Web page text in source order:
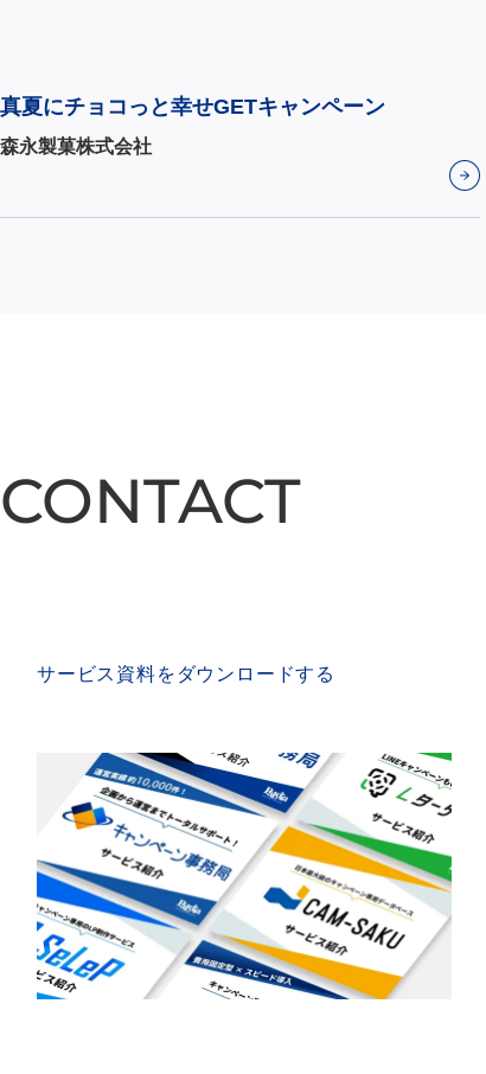
真夏にチョコっと幸せGETキャンペーン
森永製菓株式会社
CONTACT
CONTACT
サービス資料をダウンロードする